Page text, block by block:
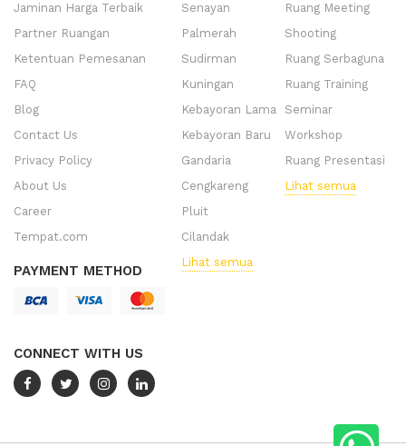
Jaminan Harga Terbaik
Partner Ruangan
Ketentuan Pemesanan
FAQ
Blog
Contact Us
Privacy Policy
About Us
Career
Tempat.com
PAYMENT METHOD
CONNECT WITH US
Senayan
Palmerah
Sudirman
Kuningan
Kebayoran Lama
Kebayoran Baru
Gandaria
Cengkareng
Pluit
Cilandak
Lihat semua
Ruang Meeting
Shooting
Ruang Serbaguna
Ruang Training
Seminar
Workshop
Ruang Presentasi
Lihat semua